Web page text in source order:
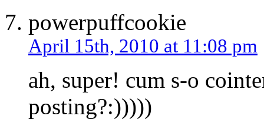
powerpuffcookie
April 15th, 2010 at 11:08 pm
ah, super! cum s-o
posting?:)))))